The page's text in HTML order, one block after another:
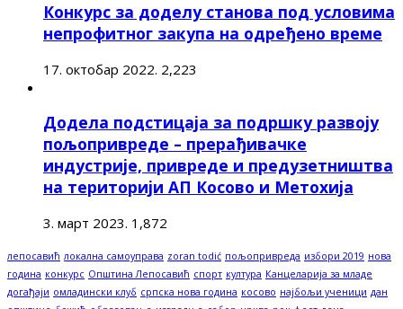
Конкурс за доделу станова под условима
непрофитног закупа на одређено време
17. октобар 2022. 2,223
Додела подстицаја за подршку развоју
пољопривреде – прерађивачке
индустрије, привреде и предузетништва
на територији АП Косово и Метохија
3. март 2023. 1,872
лепосавић локална самоуправа zoran todić пољопривреда избори 2019 нова
година конкурс Општина Лепосавић спорт култура Канцеларија за младе
догађаји омладински клуб српска нова година косово најбољи ученици дан